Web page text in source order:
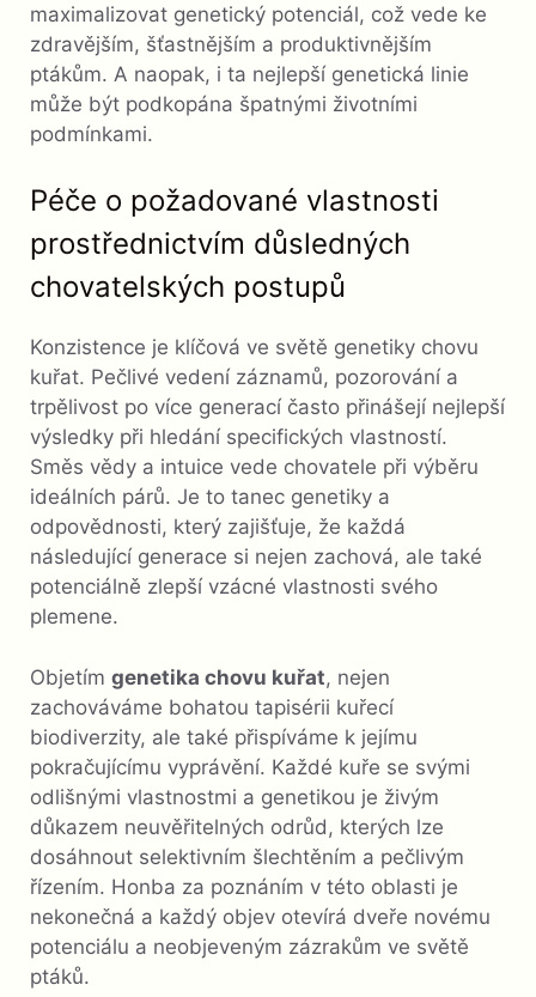
maximalizovat genetický potenciál, což vede ke
zdravějším, šťastnějším a produktivnějším
ptákům. A naopak, i ta nejlepší genetická linie
může být podkopána špatnými životními
podmínkami.
Péče o požadované vlastnosti
prostřednictvím důsledných
chovatelských postupů
Konzistence je klíčová ve světě genetiky chovu
kuřat. Pečlivé vedení záznamů, pozorování a
trpělivost po více generací často přinášejí nejlepší
výsledky při hledání specifických vlastností.
Směs vědy a intuice vede chovatele při výběru
ideálních párů. Je to tanec genetiky a
odpovědnosti, který zajišťuje, že každá
následující generace si nejen zachová, ale také
potenciálně zlepší vzácné vlastnosti svého
plemene.
Objetím genetika chovu kuřat, nejen
zachováváme bohatou tapisérii kuřecí
biodiverzity, ale také přispíváme k jejímu
pokračujícímu vyprávění. Každé kuře se svými
odlišnými vlastnostmi a genetikou je živým
důkazem neuvěřitelných odrůd, kterých lze
dosáhnout selektivním šlechtěním a pečlivým
řízením. Honba za poznáním v této oblasti je
nekonečná a každý objev otevírá dveře novému
potenciálu a neobjeveným zázrakům ve světě
ptáků.